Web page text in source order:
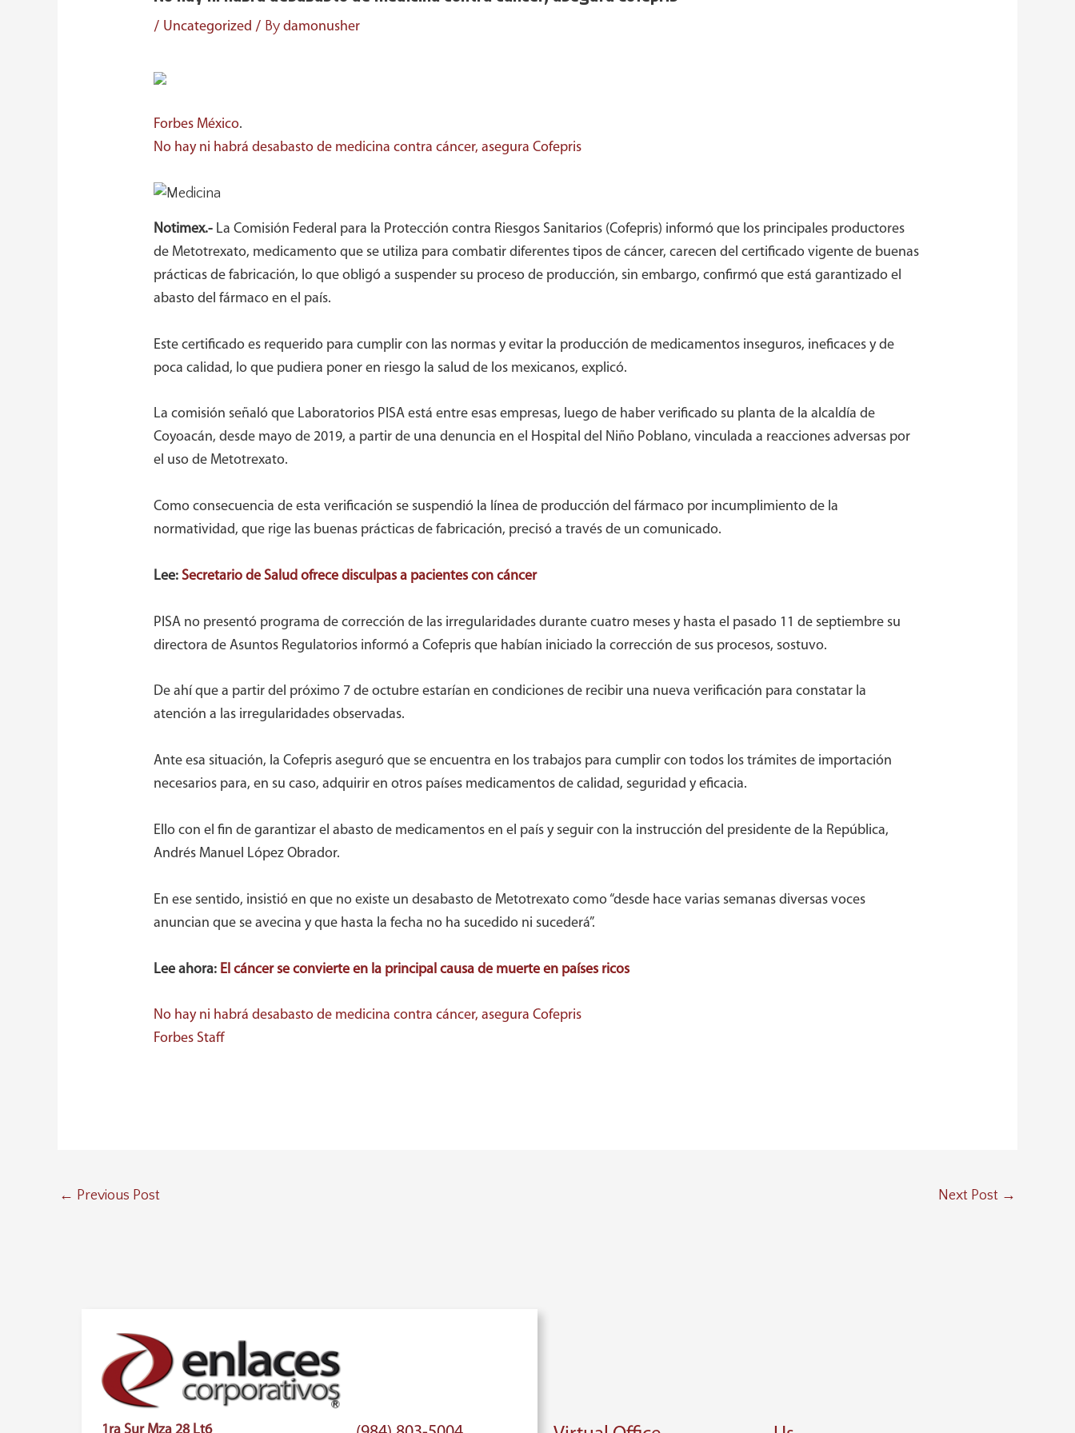
/ Uncategorized / Bydamonusher
Forbes México.
No hay ni habrá desabasto de medicina contra cáncer, asegura Cofepris
Notimex.- La Comisión Federal para la Protección contra Riesgos Sanitarios (Cofepris) informó que los principales productores
de Metotrexato, medicamento que se utiliza para combatir diferentes tipos de cáncer, carecen del certificado vigente de buenas
prácticas de fabricación, lo que obligó a suspender su proceso de producción, sin embargo, confirmó que está garantizado el
abasto del fármaco en el país.
Este certificado es requerido para cumplir con las normas y evitar la producción de medicamentos inseguros, ineficaces y de
poca calidad, lo que pudiera poner en riesgo la salud de los mexicanos, explicó.
La comisión señaló que Laboratorios PISA está entre esas empresas, luego de haber verificado su planta de la alcaldía de
Coyoacán, desde mayo de 2019, a partir de una denuncia en el Hospital del Niño Poblano, vinculada a reacciones adversas por
el uso de Metotrexato.
Como consecuencia de esta verificación se suspendió la línea de producción del fármaco por incumplimiento de la
normatividad, que rige las buenas prácticas de fabricación, precisó a través de un comunicado.
Lee:Secretario de Salud ofrece disculpas a pacientes con cáncer
PISA no presentó programa de corrección de las irregularidades durante cuatro meses y hasta el pasado 11 de septiembre su
directora de Asuntos Regulatorios informó a Cofepris que habían iniciado la corrección de sus procesos, sostuvo.
De ahí que a partir del próximo 7 de octubre estarían en condiciones de recibir una nueva verificación para constatar la
atención a las irregularidades observadas.
Ante esa situación, la Cofepris aseguró que se encuentra en los trabajos para cumplir con todos los trámites de importación
necesarios para, en su caso, adquirir en otros países medicamentos de calidad, seguridad y eficacia.
Ello con el fin de garantizar el abasto de medicamentos en el país y seguir con la instrucción del presidente de la República,
Andrés Manuel López Obrador.
En ese sentido, insistió en que no existe un desabasto de Metotrexato como “desde hace varias semanas diversas voces
anuncian que se avecina y que hasta la fecha no ha sucedido ni sucederá”.
Lee ahora: El cáncer se convierte en la principal causa de muerte en países ricos
No hay ni habrá desabasto de medicina contra cáncer, asegura Cofepris
Forbes Staff
← Previous Post Next Post →